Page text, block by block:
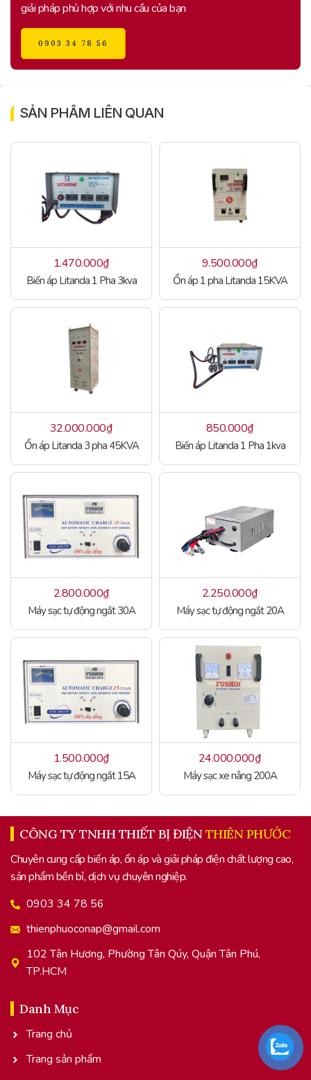
giải pháp phù hợp với nhu cầu của bạn
0903 34 78 56
SẢN PHẨM LIÊN QUAN
1.470.000₫
Biến áp Litanda 1 Pha 3kva
9.500.000₫
Ổn áp 1 pha Litanda 15KVA
32.000.000₫
Ổn áp Litanda 3 pha 45KVA
850.000₫
Biến áp Litanda 1 Pha 1kva
2.800.000₫
Máy sạc tự động ngắt 30A
2.250.000₫
Máy sạc tự động ngắt 20A
1.500.000₫
Máy sạc tự động ngắt 15A
24.000.000₫
Máy sạc xe nâng 200A
CÔNG TY TNHH THIẾT BỊ ĐIỆNTHIÊN PHƯỚC
Chuyên cung cấp biến áp, ổn áp và giải pháp điện chất lượng cao,
sản phẩm bền bỉ, dịch vụ chuyên nghiệp.
0903 34 78 56
thienphuoconap@gmail.com
102 Tân Hương, Phường Tân Qúy, Quận Tân Phú,
TP.HCM
Danh Mục
Trang chủ
Trang sản phẩm